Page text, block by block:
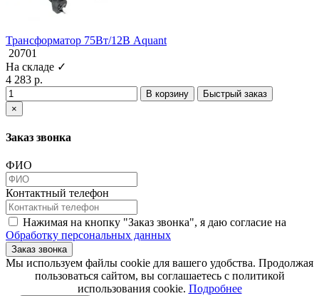
Трансформатор 75Вт/12В Aquant
20701
На складе ✓
4 283 р.
В корзину
Быстрый заказ
×
Заказ звонка
ФИО
Контактный телефон
Нажимая на кнопку "Заказ звонка", я даю согласие на
Обработку персональных данных
Заказ звонка
​​​​​​​Мы используем файлы cookie для вашего удобства. Продолжая
пользоваться сайтом, вы соглашаетесь с политикой
использования cookie.​​​​​​​ Подробнее